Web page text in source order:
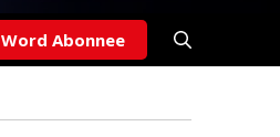
Word Abonnee